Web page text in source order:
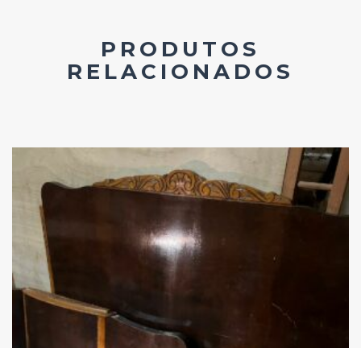
PRODUTOS
RELACIONADOS
Favoritos